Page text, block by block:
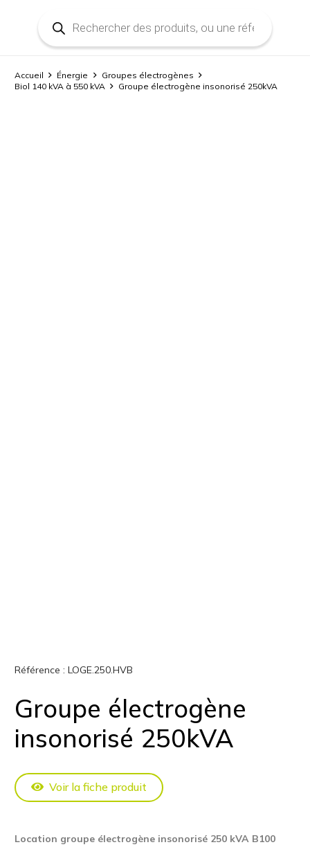
produits
Accueil Énergie
Groupes électrogènes
Biol 140 kVA à 550 kVA
Groupe électrogène insonorisé 250kVA
Référence : LOGE.250.HVB
Groupe électrogène
insonorisé 250kVA
Voir la fiche produit
Location groupe électrogène insonorisé 250 kVA B100